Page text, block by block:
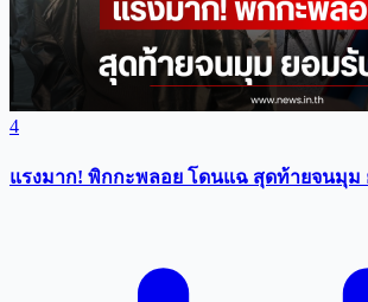
4
แรงมาก! พิกกะพลอย โดนแฉ สุดท้ายจนมุม ย